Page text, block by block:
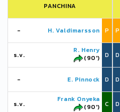
PANCHINA
- H. Valdimarsson P
s.v.
R. Henry
(90')
D
- E. Pinnock D
s.v.
Frank Onyeka
(90')
C
P
D
D
D